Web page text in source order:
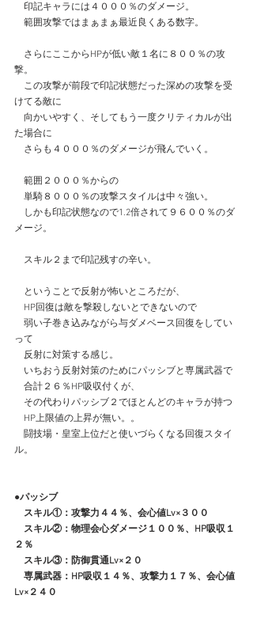
印記キャラには４０００％のダメージ。
範囲攻撃ではまぁまぁ最近良くある数字。
さらにここからHPが低い敵１名に８００％の攻
撃。
この攻撃が前段で印記状態だった深めの攻撃を受
けてる敵に
向かいやすく、そしてもう一度クリティカルが出
た場合に
さらも４０００％のダメージが飛んでいく。
範囲２０００％からの
単騎８０００％の攻撃スタイルは中々強い。
しかも印記状態なので1.2倍されて９６００％のダ
メージ。
スキル２まで印記残すの辛い。
ということで反射が怖いところだが、
HP回復は敵を撃殺しないとできないので
弱い子巻き込みながら与ダメベース回復をしてい
って
反射に対策する感じ。
いちおう反射対策のためにパッシブと専属武器で
合計２６％HP吸収付くが、
その代わりパッシブ２でほとんどのキャラが持つ
HP上限値の上昇が無い。。
闘技場・皇室上位だと使いづらくなる回復スタイ
ル。
●パッシブ
スキル①：攻撃力４４％、会心値Lv×３００
スキル②：物理会心ダメージ１００％、HP吸収１
２％
スキル③：防御貫通Lv×２０
専属武器：HP吸収１４％、攻撃力１７％、会心値
Lv×２４０